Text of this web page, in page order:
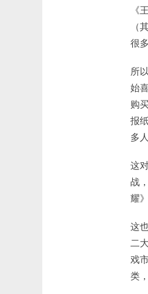
《
（
很
所
始
购
报
多
这
战
耀
这
二
戏
类